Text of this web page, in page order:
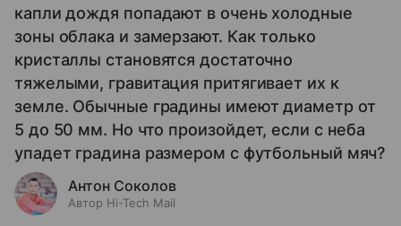
капли дождя попадают в очень холодные
зоны облака и замерзают. Как только
кристаллы становятся достаточно
тяжелыми, гравитация притягивает их к
земле. Обычные градины имеют диаметр от
5 до 50 мм. Но что произойдет, если с неба
упадет градина размером с футбольный мяч?
Антон Соколов
Автор Hi-Tech Mail